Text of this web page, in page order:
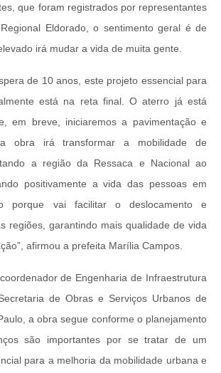
que foram registrados por representantes
Eldorado, o sentimento geral é de
irá mudar a vida de muita gente.
de 10 anos, este projeto essencial para
está na reta final. O aterro já está
em breve, iniciaremos a pavimentação e
obra irá transformar a mobilidade de
a região da Ressaca e Nacional ao
positivamente a vida das pessoas em
porque vai facilitar o deslocamento e
regiões, garantindo mais qualidade de vida
afirmou a prefeita Marília Campos.
de Engenharia de Infraestrutura
de Obras e Serviços Urbanos de
a obra segue conforme o planejamento
são importantes por se tratar de um
para a melhoria da mobilidade urbana e